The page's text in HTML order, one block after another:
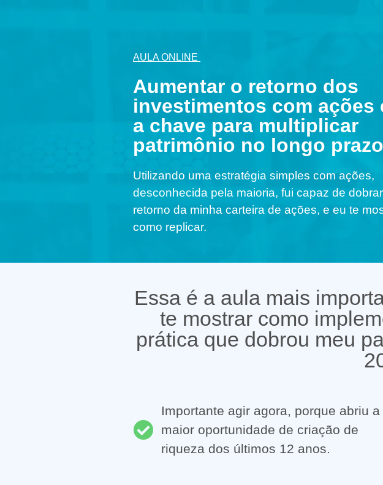
AULA ONLINE
Aumentar o retorno dos
investimentos com ações
a chave para multiplicar
patrimônio no longo
Utilizando uma estratégia simples com ações,
desconhecida pela maioria, fui capaz de
retorno da minha carteira de ações, e eu te
como replicar.
Essa é a aula mais
te mostrar como
prática que dobrou meu
Importante agir agora, porque abriu a
maior oportunidade de criação de
riqueza dos últimos 12 anos.